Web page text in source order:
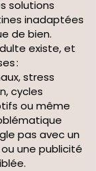
solutions
inadaptées
de bien.
existe, et
:
stress
cycles
ou même
pas avec un
une publicité